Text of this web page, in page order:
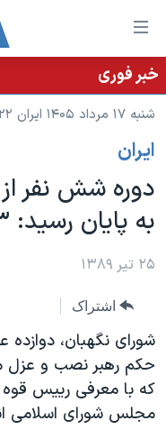
لینکهای
قابل
دسترسی
جهش
محتوای
اصلی
جهش
به
صفحه
جهش
جستجو
خانه
نسخه سبک وب‌سایت
موضوع ها
ایران
آمریکا
جهان
ویدیوها
فرهنگ و زندگی
برنامه های تلویزیونی
جدول برنامه ها
صفحه‌های ویژه
بایگانی برنامه‌های
مستندها
یادگیری زبان انگلیسی
دنبال کنید
خبر فوری
شنبه ۱۷ مرداد ۱۴۰۵ ایران ۱۷:۲۲
ايران
دوره شش نفر
به پايان رسيد: ۳ فقيه و ۳ حقوقدان
۲۵ تیر ۱۳۸۹
اشتراک
شورای نگهبان،
حکم رهبر نصب و
که با معرفی رييس قوه
مجلس شورای اسلامی